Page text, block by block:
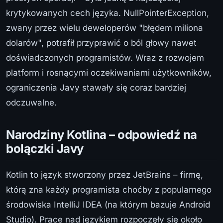
krytykowanych cech języka. NullPointerException,
zwany przez wielu deweloperów "błędem miliona
dolarów", potrafił przyprawić o ból głowy nawet
doświadczonych programistów. Wraz z rozwojem
platform i rosnącymi oczekiwaniami użytkowników,
ograniczenia Javy stawały się coraz bardziej
odczuwalne.
Narodziny Kotlina – odpowiedź na
bolączki Javy
Kotlin to język stworzony przez JetBrains – firmę,
którą zna każdy programista choćby z popularnego
środowiska IntelliJ IDEA (na którym bazuje Android
Studio). Prace nad językiem rozpoczęły się około